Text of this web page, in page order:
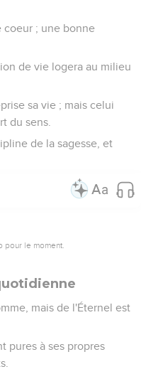
coeur ; une bonne
de vie logera au milieu
sa vie ; mais celui
du sens.
de la sagesse, et
le moment.
mais de l'Éternel est
pures à ses propres